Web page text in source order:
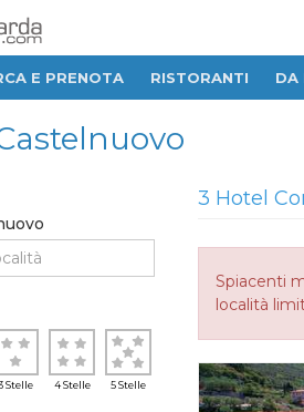
E PRENOTA RISTORANTI DA
Stelle 4 Stelle 5 Stelle
3 Hotel
Spiacenti
località